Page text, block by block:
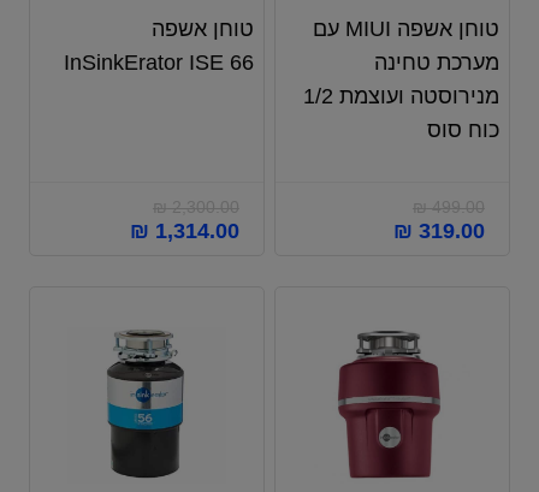
טוחן אשפה MIUI עם
מערכת טחינה
מנירוסטה ועוצמת 1/2
כוח סוס
₪499.00
₪ 319.00
טוחן אשפה
InSinkErator ISE 66
₪2,300.00
₪ 1,314.00